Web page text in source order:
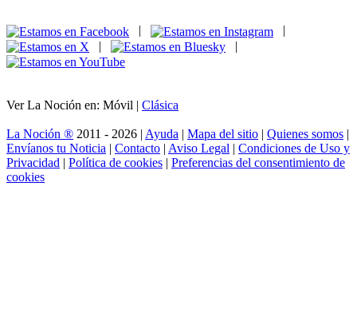
|
|
Ver La Noción en: Móvil | Clásica
La Noción ® 2011 - 2026 | Ayuda | Mapa del sitio | Quienes somos |
Envíanos tu Noticia | Contacto | Aviso Legal | Condiciones de Uso y
Privacidad | Política de cookies | Preferencias del consentimiento de
cookies